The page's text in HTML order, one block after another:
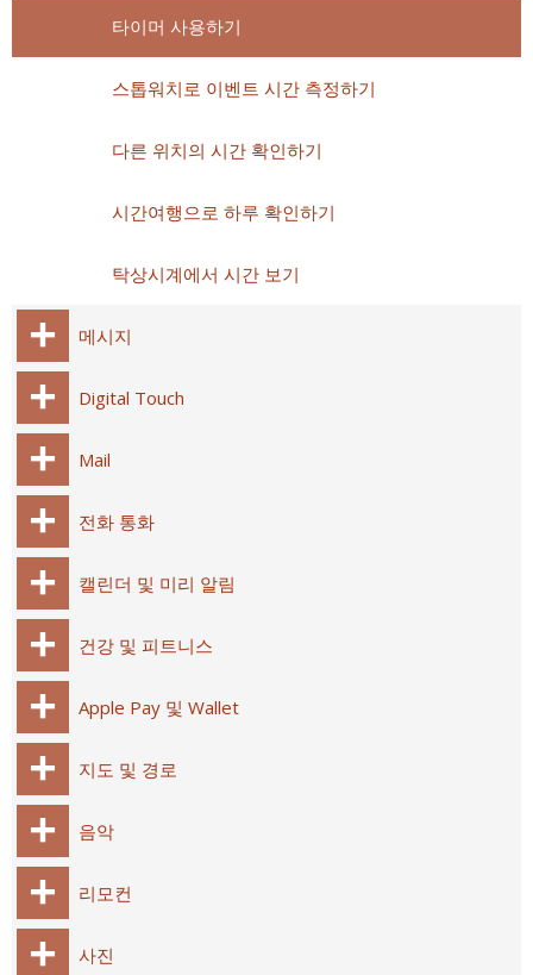
타이머 사용하기
스톱워치로 이벤트 시간 측정하기
다른 위치의 시간 확인하기
시간여행으로 하루 확인하기
탁상시계에서 시간 보기
메시지
Digital Touch
Mail
전화 통화
캘린더 및 미리 알림
건강 및 피트니스
Apple Pay 및 Wallet
지도 및 경로
음악
리모컨
사진